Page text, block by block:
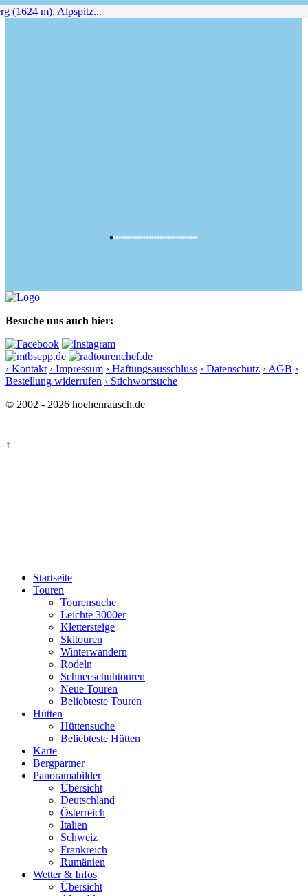
Besuche uns auch hier:
› Kontakt › Impressum › Haftungsausschluss › Datenschutz › AGB ›
Bestellung widerrufen › Stichwortsuche
© 2002 - 2026 hoehenrausch.de
↑
Startseite
Touren
Tourensuche
Leichte 3000er
Klettersteige
Skitouren
Winterwandern
Rodeln
Schneeschuhtouren
Neue Touren
Beliebteste Touren
Hütten
Hüttensuche
Beliebteste Hütten
Karte
Bergpartner
Panoramabilder
Übersicht
Deutschland
Österreich
Italien
Schweiz
Frankreich
Rumänien
Wetter & Infos
Übersicht